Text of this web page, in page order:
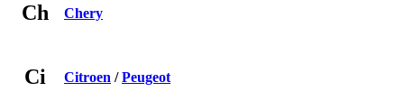
Ch Chery
Ci Citroen /Peugeot